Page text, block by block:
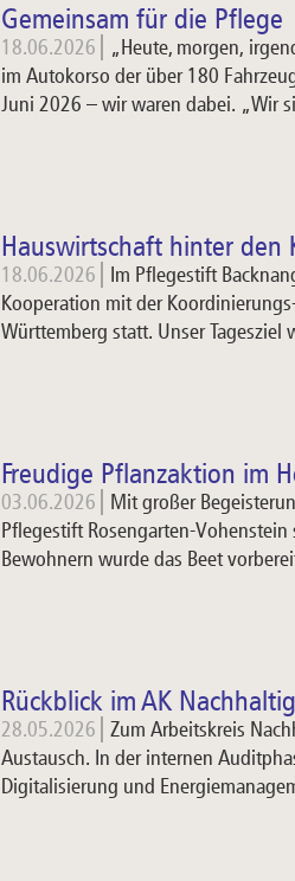
Gemeinsam für die Pflege
18.06.2026
„Heute, morgen,
im Autokorso der über 180
Juni 2026 – wir waren dabei. „Wir
Hauswirtschaft hinter den
18.06.2026
Im Pflegestift
Kooperation mit der
Württemberg statt. Unser
Freudige Pflanzaktion im
03.06.2026
Mit großer
Pflegestift Rosengarten-
Bewohnern wurde das Beet
Rückblick im AK
28.05.2026 Zum Arbeitskreis
Austausch. In der internen
Digitalisierung und